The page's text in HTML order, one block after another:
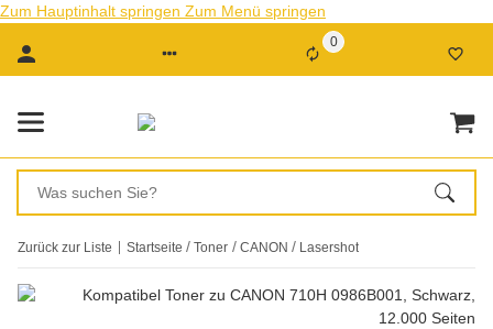
Zum Hauptinhalt springen Zum Menü springen
0
Zurück zur Liste Startseite Toner CANON Lasershot